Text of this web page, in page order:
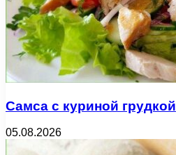
Самса с куриной грудкой
05.08.2026